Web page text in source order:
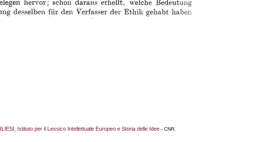
ILIESI, Istituto per il Lessico Intellettuale Europeo e Storia delle Idee - CNR.